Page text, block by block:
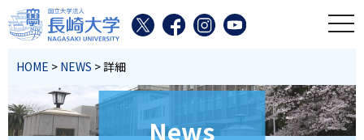
HOME > NEWS > 詳細
News